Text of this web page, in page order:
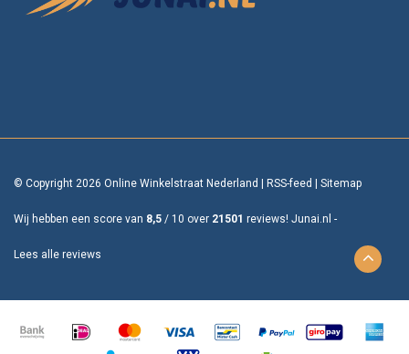
© Copyright 2026 Online Winkelstraat Nederland RSS-feed Sitemap
Wij hebben een score van 8,5 / 10 over 21501 reviews! Junai.nl -
Lees alle reviews